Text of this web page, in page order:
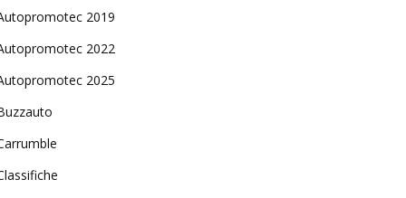
2019
2022
2025